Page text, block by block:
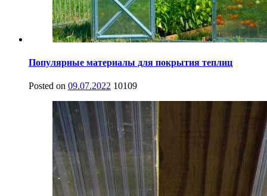
Популярные материалы для покрытия теплиц
Posted on 09.07.2022 10109